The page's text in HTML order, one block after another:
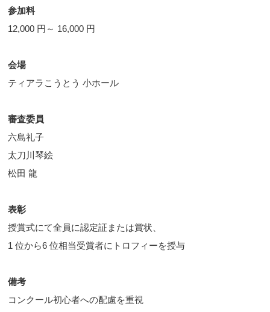
参加料
12,000 円～ 16,000 円
会場
ティアラこうとう 小ホール
審査委員
六島礼子
太刀川琴絵
松田 龍
表彰
授賞式にて全員に認定証または賞状、
1 位から6 位相当受賞者にトロフィーを授与
備考
コンクール初心者への配慮を重視